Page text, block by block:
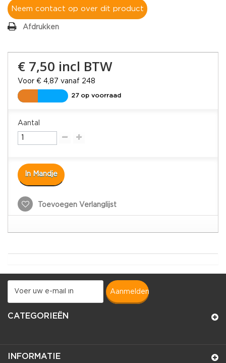
Neem contact op over dit product
Afdrukken
€ 7,50 incl BTW
Voor € 4,87 vanaf 248
27 op voorraad
Aantal
In Mandje
Toevoegen Verlanglijst
aanmelden
CATEGORIEËN
INFORMATIE